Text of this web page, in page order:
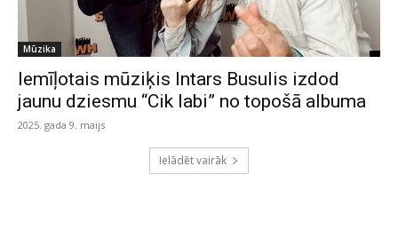
Mūzika
Iemīļotais mūziķis Intars Busulis izdod
jaunu dziesmu “Cik labi” no topošā albuma
2025. gada 9. maijs
Ielādēt vairāk